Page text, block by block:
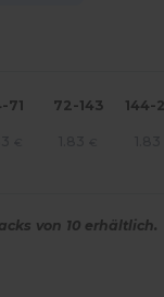
71 72-143 144-
von 10 erhältlich.